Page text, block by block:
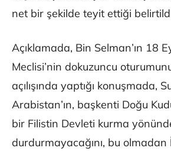
net bir şekilde teyit ettiği
Açıklamada, Bin Selman’ın 18
Meclisi’nin dokuzuncu
açılışında yaptığı konuşmada,
Arabistan’ın, başkenti Doğu
bir Filistin Devleti kurma
durdurmayacağını, bu olmadan